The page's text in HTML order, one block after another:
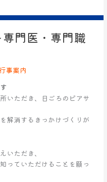
門医・専門職
事案内
いただき、日ごろのピアサ
解消するきっかけづくりが
いただき、
っていただけることを願っ